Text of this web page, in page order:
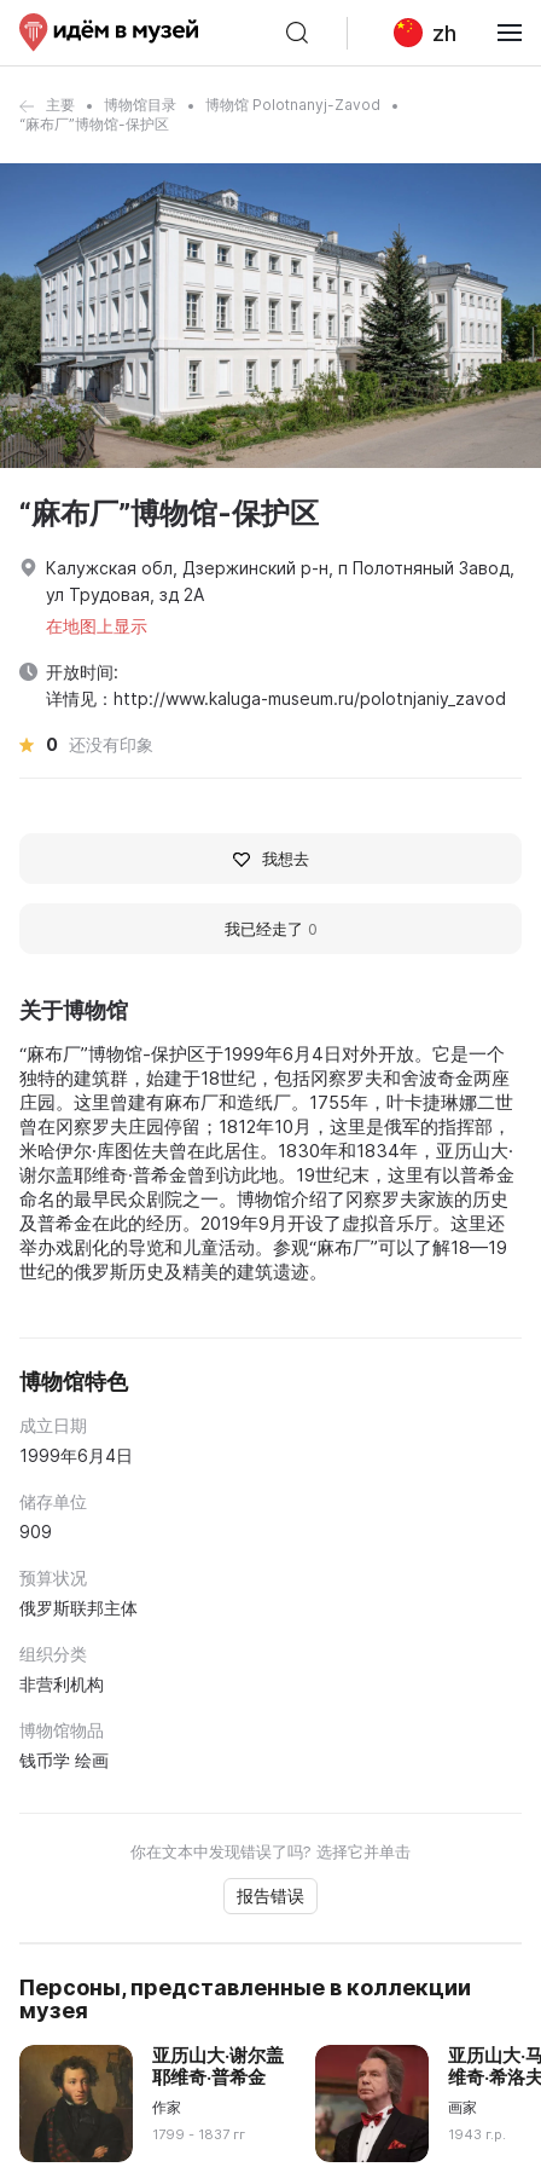
zh
主要 博物馆目录
博物馆 Polotnanyj-Zavod
“麻布厂”博物馆-保护区
关于博物馆
“麻布厂”博物馆-保护区于1999年6月4日对外开放。它是一个
独特的建筑群，始建于18世纪，包括冈察罗夫和舍波奇金两座
庄园。这里曾建有麻布厂和造纸厂。1755年，叶卡捷琳娜二世
曾在冈察罗夫庄园停留；1812年10月，这里是俄军的指挥部，
米哈伊尔·库图佐夫曾在此居住。1830年和1834年，亚历山大·
谢尔盖耶维奇·普希金曾到访此地。19世纪末，这里有以普希金
命名的最早民众剧院之一。博物馆介绍了冈察罗夫家族的历史
及普希金在此的经历。2019年9月开设了虚拟音乐厅。这里还
举办戏剧化的导览和儿童活动。参观“麻布厂”可以了解18—19
世纪的俄罗斯历史及精美的建筑遗迹。
博物馆特色
成立日期
1999年6月4日
储存单位
909
预算状况
俄罗斯联邦主体
组织分类
非营利机构
博物馆物品
钱币学 绘画
你在文本中发现错误了吗? 选择它并单击
报告错误
Персоны, представленные в коллекции
музея
亚历山大·谢尔盖
耶维奇·普希金
作家
1799 - 1837 гг
亚历山大·
维奇·希洛
画家
1943 г.р.
“麻布厂”博物馆-保护区
Калужская обл, Дзержинский р-н, п Полотняный Завод,
ул Трудовая, зд 2А
在地图上显示
开放时间:
详情见：http://www.kaluga-museum.ru/polotnjaniy_zavod
0 还没有印象
我想去
我已经走了 0